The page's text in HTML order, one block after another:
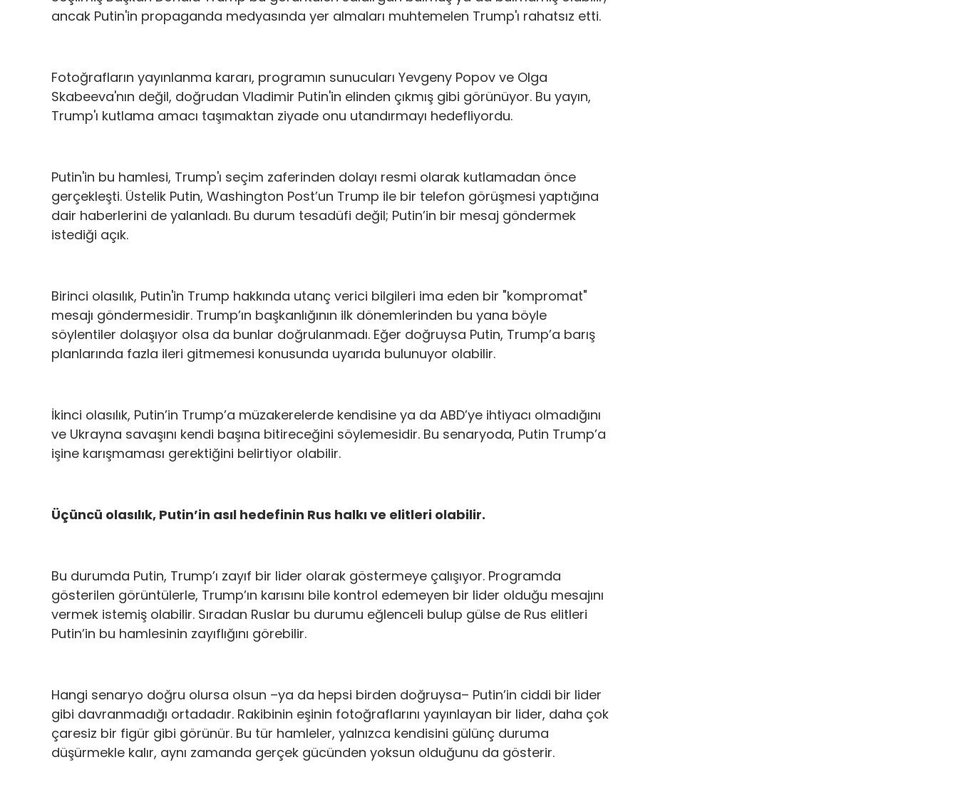
ancak Putin'in propaganda medyasında yer almaları muhtemelen Trump'ı rahatsız etti.
Fotoğrafların yayınlanma kararı, programın sunucuları Yevgeny Popov ve Olga
Skabeeva'nın değil, doğrudan Vladimir Putin'in elinden çıkmış gibi görünüyor. Bu yayın,
Trump'ı kutlama amacı taşımaktan ziyade onu utandırmayı hedefliyordu.
Putin'in bu hamlesi, Trump'ı seçim zaferinden dolayı resmi olarak kutlamadan önce
gerçekleşti. Üstelik Putin, Washington Post’un Trump ile bir telefon görüşmesi yaptığına
dair haberlerini de yalanladı. Bu durum tesadüfi değil; Putin’in bir mesaj göndermek
istediği açık.
Birinci olasılık, Putin'in Trump hakkında utanç verici bilgileri ima eden bir "kompromat"
mesajı göndermesidir. Trump’ın başkanlığının ilk dönemlerinden bu yana böyle
söylentiler dolaşıyor olsa da bunlar doğrulanmadı. Eğer doğruysa Putin, Trump’a barış
planlarında fazla ileri gitmemesi konusunda uyarıda bulunuyor olabilir.
İkinci olasılık, Putin’in Trump’a müzakerelerde kendisine ya da ABD’ye ihtiyacı olmadığını
ve Ukrayna savaşını kendi başına bitireceğini söylemesidir. Bu senaryoda, Putin Trump’a
işine karışmaması gerektiğini belirtiyor olabilir.
Üçüncü olasılık, Putin’in asıl hedefinin Rus halkı ve elitleri olabilir.
Bu durumda Putin, Trump’ı zayıf bir lider olarak göstermeye çalışıyor. Programda
gösterilen görüntülerle, Trump’ın karısını bile kontrol edemeyen bir lider olduğu mesajını
vermek istemiş olabilir. Sıradan Ruslar bu durumu eğlenceli bulup gülse de Rus elitleri
Putin’in bu hamlesinin zayıflığını görebilir.
Hangi senaryo doğru olursa olsun –ya da hepsi birden doğruysa– Putin’in ciddi bir lider
gibi davranmadığı ortadadır. Rakibinin eşinin fotoğraflarını yayınlayan bir lider, daha çok
çaresiz bir figür gibi görünür. Bu tür hamleler, yalnızca kendisini gülünç duruma
düşürmekle kalır, aynı zamanda gerçek gücünden yoksun olduğunu da gösterir.